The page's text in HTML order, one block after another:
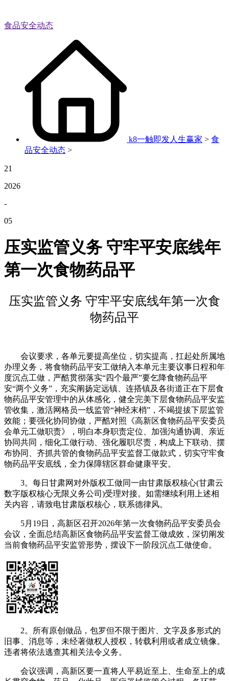
食品安全动态
k8一触即发人生赢家 > 食
品安全动态 >
21
2026
-
05
压实监管义务 守牢平安底线年
第一次食物药品平
压实监管义务 守牢平安底线年第一次食
物药品平
会议要求，各单元要提高坐位，切实提高，扛起处所属地
办理义务，将食物药品平安工做纳入本单元主要议事日程和年
度沉点工做，严酷贯彻落实“四个最严”要乞降食物药品平
安“两个义务”，充实阐扬定远镇、连搭镇及各街道正在下层食
物药品平安管理中的从体感化，健全完美下层食物药品平安监
管收集，激活网格员一线监管“神经末梢”，不竭提拔下层监管
效能；要强化协同协做，严酷对照《高新区食物药品平安委员
会单元工做职责》，明白本身职责定位、加强沟通协调、亲近
协同共同，细化工做行动、强化履职尽责，构成上下联动、摆
布协同、齐抓共管的食物药品平安监督工做款式，切实守牢食
物药品平安底线，全力保障辖区群命健康平安。
3。每日甘肃网对外版权工做同一由甘肃版权核心(甘肃云
数字版权核心无限义务公司)受理对接。如需继续利用上述相
关内容，请致电甘肃版权核心，联系德律风。
5月19日，高新区召开2026年第一次食物药品平安委员会
会议，全面总结高新区食物药品平安监督工做成效，深切阐发
当前食物药品平安监管形势，摆设下一阶段沉点工做使命。
2。所有原创做品，包罗但不限于图片、文字及多形式的
旧事、消息等，未经著做权人授权，转载利用或者成立镜像。
违者将依法逃查其相关法令义务。
会议强调，高新区要一直将人平易近至上、生命至上的成